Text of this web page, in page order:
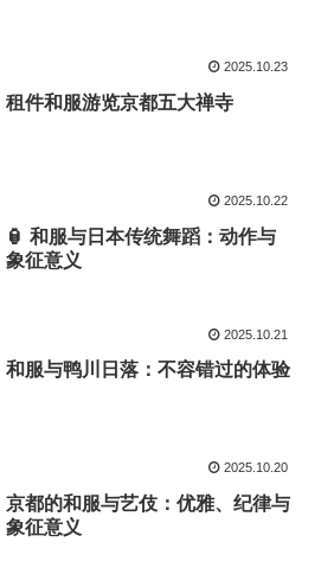
2025.10.23
租件和服游览京都五大禅寺
2025.10.22
🏮 和服与日本传统舞蹈：动作与
象征意义
2025.10.21
和服与鸭川日落：不容错过的体验
2025.10.20
京都的和服与艺伎：优雅、纪律与
象征意义